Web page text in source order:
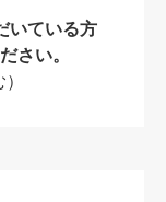
いている方
さい。